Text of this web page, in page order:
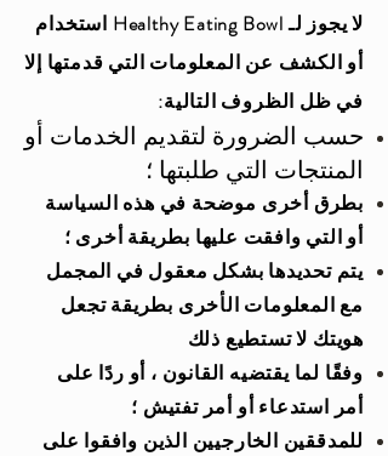
لا يجوز لـ Healthy Eating Bowl استخدام
أو الكشف عن المعلومات التي قدمتها إلا
في ظل الظروف التالية:
حسب الضرورة لتقديم الخدمات أو
المنتجات التي طلبتها ؛
بطرق أخرى موضحة في هذه السياسة
أو التي وافقت عليها بطريقة أخرى ؛
يتم تحديدها بشكل معقول في المجمل
مع المعلومات الأخرى بطريقة تجعل
هويتك لا تستطيع ذلك
وفقًا لما يقتضيه القانون ، أو ردًا على
أمر استدعاء أو أمر تفتيش ؛
للمدققين الخارجيين الذين وافقوا على